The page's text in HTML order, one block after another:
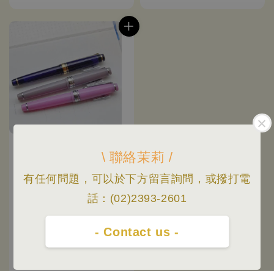
\ 聯絡茉莉 /
有任何問題，可以於下方留言詢問，或撥打電
話：(02)2393-2601
- Contact us -